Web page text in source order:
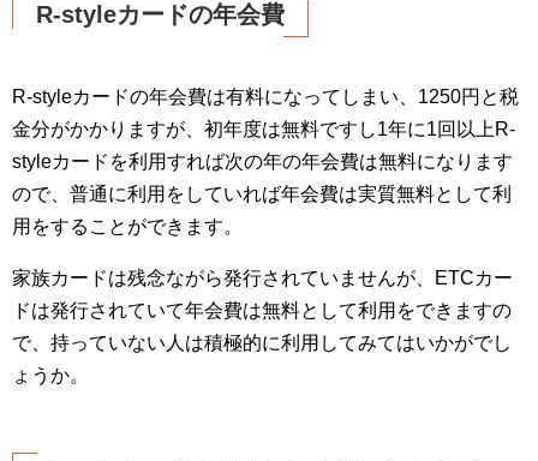
R-styleカードの年会費
R-styleカードの年会費は有料になってしまい、1250円と税
金分がかかりますが、初年度は無料ですし1年に1回以上R-
styleカードを利用すれば次の年の年会費は無料になります
ので、普通に利用をしていれば年会費は実質無料として利
用をすることができます。
家族カードは残念ながら発行されていませんが、ETCカー
ドは発行されていて年会費は無料として利用をできますの
で、持っていない人は積極的に利用してみてはいかがでし
ょうか。